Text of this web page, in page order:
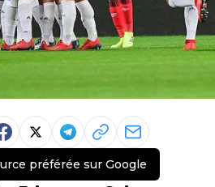
préférée sur Google